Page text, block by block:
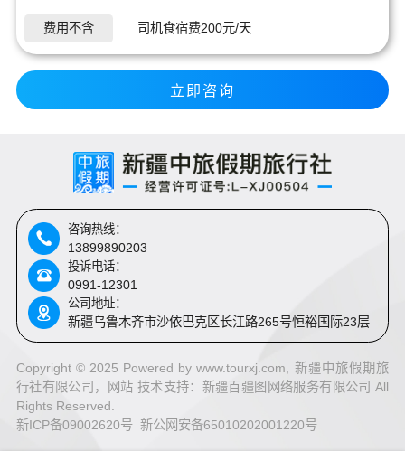
费用不含 司机食宿费200元/天
立即咨询
咨询热线：
13899890203
投诉电话：
0991-12301
公司地址：
新疆乌鲁木齐市沙依巴克区长江路265号恒裕国际23层
Copyright © 2025 Powered by www.tourxj.com, 新疆中旅假期旅
行社有限公司，网站 技术支持： 新疆百疆图网络服务有限公司 All
Rights Reserved.
新ICP备09002620号 新公网安备65010202001220号